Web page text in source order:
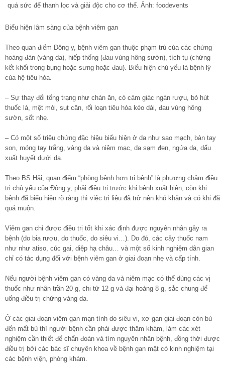
quá sức để thanh lọc và giải độc cho cơ thể. Ảnh: foodevents
Biểu hiện lâm sàng của bệnh viêm gan
Theo quan điểm Ðông y, bệnh viêm gan thuộc phạm trù của các chứng
hoàng đản (vàng da), hiếp thống (đau vùng hông sườn), tích tụ (chứng
kết khối trong bụng hoặc sưng hoặc đau). Biểu hiện chủ yếu là bệnh lý
của hệ tiêu hóa.
– Sự thay đổi tổng trạng như chán ăn, có cảm giác ngán rượu, bỏ hút
thuốc lá, mệt mỏi, sụt cân, rối loạn tiêu hóa kéo dài, đau vùng hông
sườn, sốt nhẹ.
– Có một số triệu chứng đặc hiệu biểu hiện ở da như sao mạch, bàn tay
son, móng tay trắng, vàng da và niêm mạc, da sạm đen, ngứa da, dấu
xuất huyết dưới da.
Theo BS Hải, quan điểm “phòng bệnh hơn trị bệnh” là phương châm điều
trị chủ yếu của Ðông y, phải điều trị trước khi bệnh xuất hiện, còn khi
bệnh đã biểu hiện rõ ràng thì việc trị liệu đã trở nên khó khăn và có khi đã
quá muộn.
Viêm gan chỉ được điều trị tốt khi xác định được nguyên nhân gây ra
bệnh (do bia rượu, do thuốc, do siêu vi…). Do đó, các cây thuốc nam
như như atiso, cúc gai, diệp hạ châu… và một số kinh nghiệm dân gian
chỉ có tác dụng đối với bệnh viêm gan ở giai đoạn nhẹ và cấp tính.
Nếu người bệnh viêm gan có vàng da và niêm mạc có thể dùng các vị
thuốc như nhân trần 20 g, chi tử 12 g và đại hoàng 8 g, sắc chung để
uống điều trị chứng vàng da.
Ở các giai đoạn viêm gan mạn tính do siêu vi, xơ gan giai đoạn còn bù
đến mất bù thì người bệnh cần phải được thăm khám, làm các xét
nghiệm cần thiết để chẩn đoán và tìm nguyên nhân bệnh, đồng thời được
điều trị bởi các bác sĩ chuyên khoa về bệnh gan mật có kinh nghiệm tại
các bệnh viện, phòng khám.